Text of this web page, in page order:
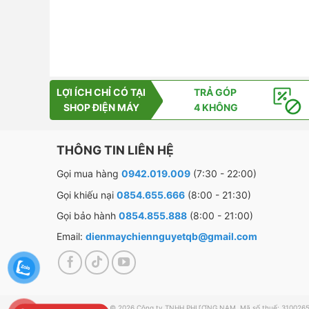
LỢI ÍCH CHỈ CÓ TẠI
SHOP ĐIỆN MÁY
TRẢ GÓP
4 KHÔNG
THÔNG TIN LIÊN HỆ
Gọi mua hàng 0942.019.009 (7:30 - 22:00)
Gọi khiếu nại 0854.655.666 (8:00 - 21:30)
Gọi bảo hành 0854.855.888 (8:00 - 21:00)
Email: dienmaychiennguyetqb@gmail.com